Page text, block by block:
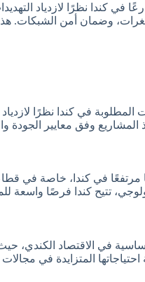
في كندا نظرًا لازدياد
وضمان أمن الشبكات.
في كندا نظرًا
المشاريع وفق معايير الجودة
في كندا، خاصة في
تتيح كندا فرصًا واسعة
الأساسية في الاقتصاد
احتياجاتها المتزايدة في